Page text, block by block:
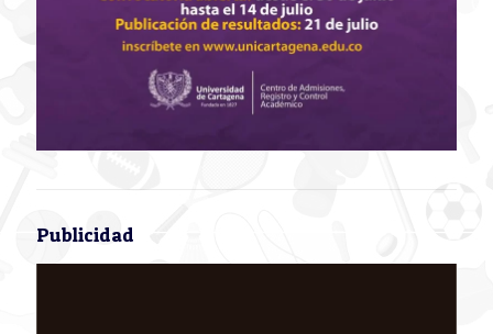
Publicidad